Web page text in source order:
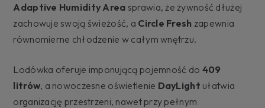
Adaptive Humidity Area sprawia, że żywność dłużej
zachowuje swoją świeżość, a Circle Fresh zapewnia
równomierne chłodzenie w całym wnętrzu.
Lodówka oferuje imponującą pojemność do 409
litrów, a nowoczesne oświetlenie DayLight ułatwia
organizację przestrzeni, nawet przy pełnym